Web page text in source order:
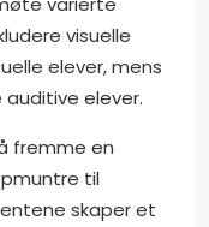
visuelle
elever, mens
auditive elever.
fremme en
til
skaper et